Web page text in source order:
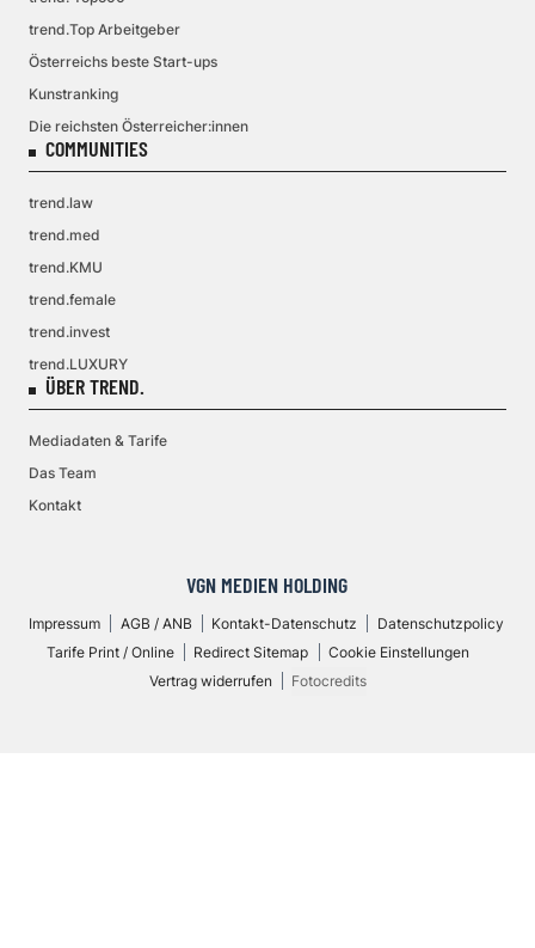
trend.Top Arbeitgeber
Österreichs beste Start-ups
Kunstranking
Die reichsten Österreicher:innen
COMMUNITIES
trend.law
trend.med
trend.KMU
trend.female
trend.invest
trend.LUXURY
ÜBER TREND.
Mediadaten & Tarife
Das Team
Kontakt
VGN MEDIEN HOLDING
Impressum AGB / ANB Kontakt-Datenschutz
Datenschutzpolicy
Tarife Print / Online
Redirect Sitemap
Cookie Einstellungen
Vertrag widerrufen
Fotocredits